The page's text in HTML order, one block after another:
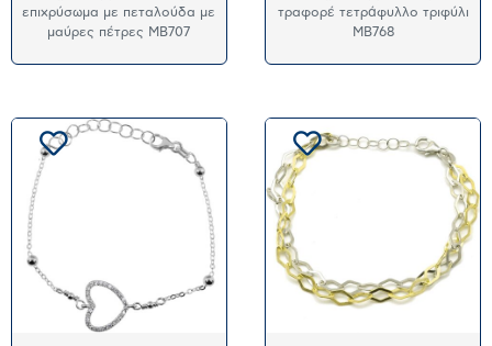
επιχρύσωμα με πεταλούδα με
μαύρες πέτρες MB707
τραφορέ τετράφυλλο τριφύλι
MB768